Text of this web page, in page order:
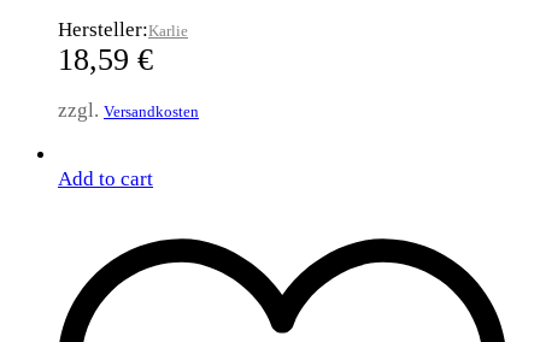
Hersteller:Karlie
18,59 €
zzgl. Versandkosten
Add to cart